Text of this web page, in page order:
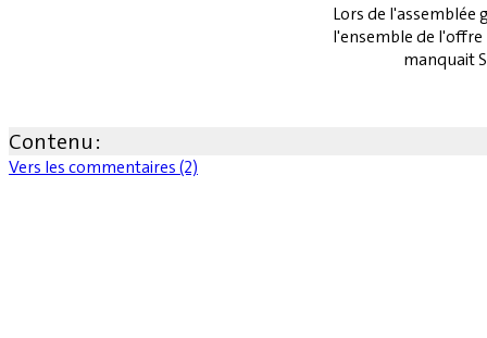
Lors de l'assemblée
l'ensemble de l'offre
manquait
Contenu :
Vers les commentaires (2)